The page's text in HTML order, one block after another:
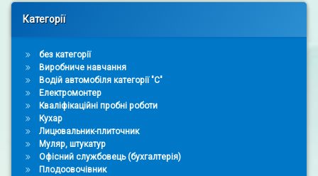
Right Sidebar
Категорії
без категорії
Виробниче навчання
Водій автомобіля категорії "С"
Електромонтер
Кваліфікаційні пробні роботи
Кухар
Лицювальник-плиточник
Муляр, штукатур
Офісний службовець (бухгалтерія)
Плодоовочівник